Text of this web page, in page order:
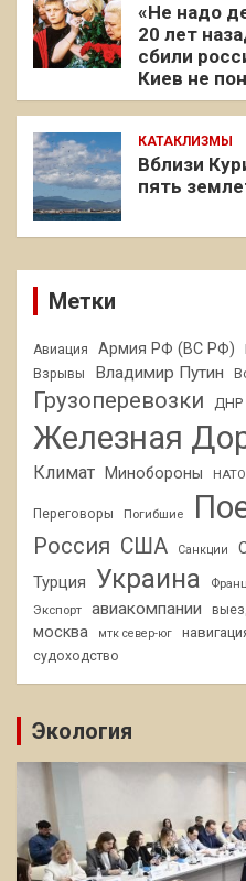
«Не надо
20 лет
сбили
Киев не
КАТАКЛИЗМЫ
Вблизи
пять
Метки
Авиация Армия РФ (ВС РФ)
Взрывы Владимир Путин
Грузоперевозки ДНР
Железная
Климат Минобороны НАТО
Переговоры Погибшие
Россия США Санкции
Турция Украина
Экспорт
авиакомпании
москва мтк север-юг
судоходство
Экология